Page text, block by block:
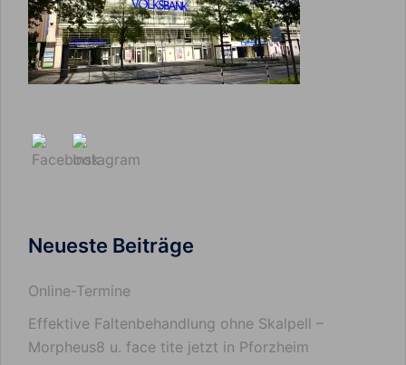
Neueste Beiträge
Online-Termine
Effektive Faltenbehandlung ohne Skalpell –
Morpheus8 u. face tite jetzt in Pforzheim